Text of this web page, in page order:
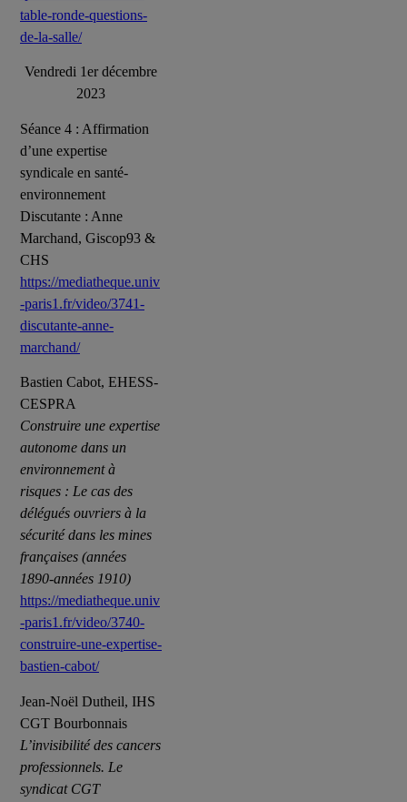
table-ronde-questions-
de-la-salle/
Vendredi 1er décembre
2023
Séance 4 : Affirmation
d’une expertise
syndicale en santé-
environnement
Discutante : Anne
Marchand, Giscop93 &
CHS
https://mediatheque.univ
-paris1.fr/video/3741-
discutante-anne-
marchand/
Bastien Cabot, EHESS-
CESPRA
Construire une expertise
autonome dans un
environnement à
risques : Le cas des
délégués ouvriers à la
sécurité dans les mines
françaises (années
1890-années 1910)
https://mediatheque.univ
-paris1.fr/video/3740-
construire-une-expertise-
bastien-cabot/
Jean-Noël Dutheil, IHS
CGT Bourbonnais
L’invisibilité des cancers
professionnels. Le
syndicat CGT